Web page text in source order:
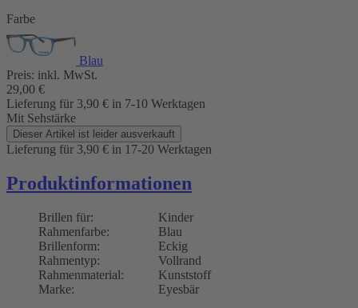
Farbe
Blau
Preis: inkl. MwSt.
29,00 €
Lieferung für 3,90 € in 7-10 Werktagen
Mit Sehstärke
Dieser Artikel ist leider ausverkauft
Lieferung für 3,90 € in 17-20 Werktagen
Produktinformationen
Brillen für:
Kinder
Rahmenfarbe:
Blau
Brillenform:
Eckig
Rahmentyp:
Vollrand
Rahmenmaterial:
Kunststoff
Marke:
Eyesbär